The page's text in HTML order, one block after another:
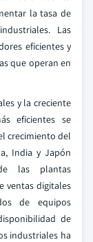
la tasa de
Las
eficientes y
que operan en
y la creciente
eficientes se
crecimiento del
India y Japón
las plantas
ventas digitales
de equipos
de
industriales ha